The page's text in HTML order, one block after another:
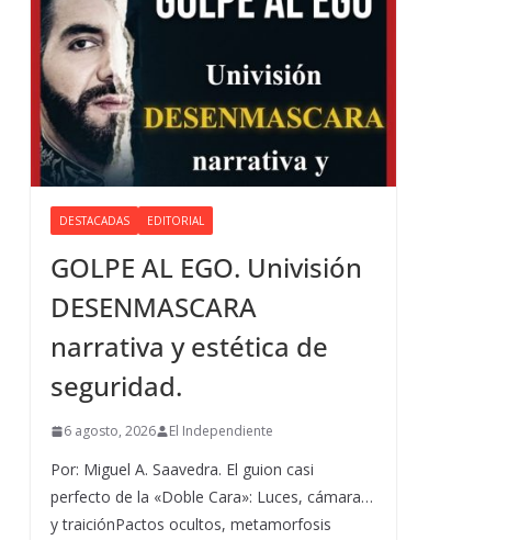
DESTACADAS EDITORIAL
GOLPE AL EGO. Univisión
DESENMASCARA
narrativa y estética de
seguridad.
6 agosto, 2026 El Independiente
Por: Miguel A. Saavedra. El guion casi
perfecto de la «Doble Cara»: Luces, cámara…
y traiciónPactos ocultos, metamorfosis